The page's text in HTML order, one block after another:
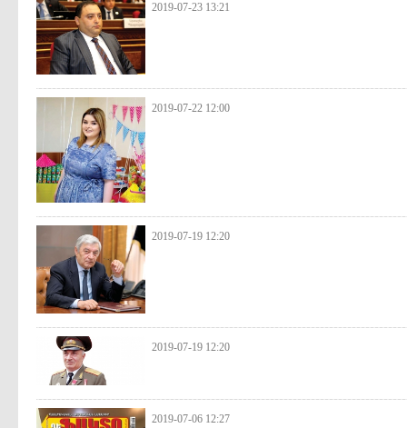
2019-07-23 13:21
2019-07-22 12:00
2019-07-19 12:20
2019-07-19 12:20
2019-07-06 12:27